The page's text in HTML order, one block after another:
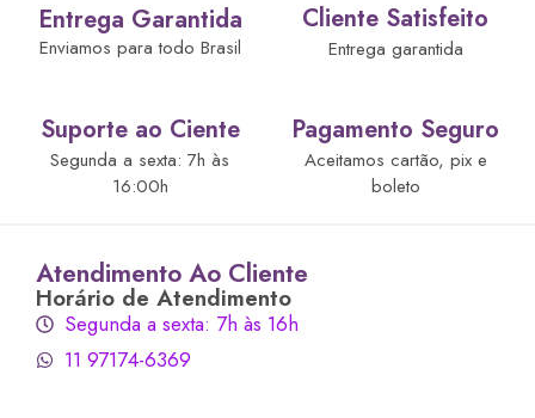
Entrega Garantida
Enviamos para todo Brasil
Cliente Satisfeito
Entrega garantida
Suporte ao Ciente
Segunda a sexta: 7h às
16:00h
Pagamento Seguro
Aceitamos cartão, pix e
boleto
Atendimento Ao Cliente
Horário de Atendimento
Segunda a sexta: 7h às 16h
11 97174-6369